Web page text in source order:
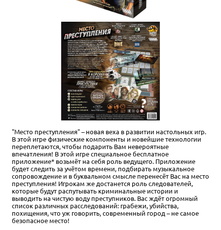
Купить
"Место преступления" – новая веха в развитии настольных игр.
В этой игре физические компоненты и новейшие технологии
переплетаются, чтобы подарить Вам невероятные
впечатления! В этой игре специальное бесплатное
приложение* возьмёт на себя роль ведущего. Приложение
будет следить за учётом времени, подбирать музыкальное
сопровождение и в буквальном смысле перенесёт Вас на место
преступления! Игрокам же достанется роль следователей,
которые будут распутывать криминальные истории и
выводить на чистую воду преступников. Вас ждёт огромный
список различных расследований: грабежи, убийства,
похищения, что уж говорить, современный город – не самое
безопасное место!